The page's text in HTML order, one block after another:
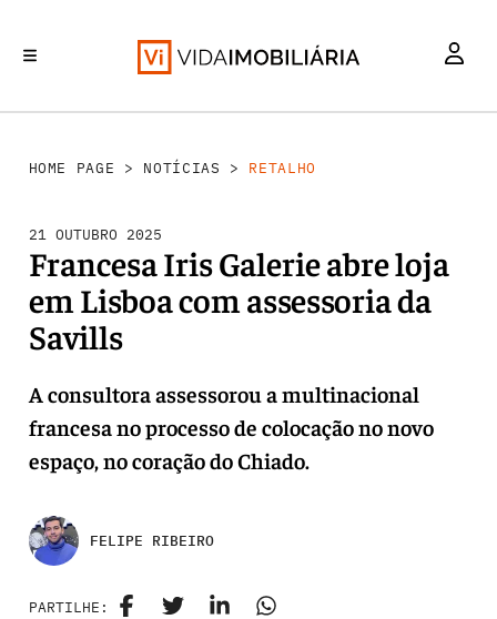
HOME PAGE > NOTÍCIAS > RETALHO
21 OUTUBRO 2025
Francesa Iris Galerie abre loja
em Lisboa com assessoria da
Savills
A consultora assessorou a multinacional
francesa no processo de colocação no novo
espaço, no coração do Chiado.
FELIPE RIBEIRO
PARTILHE: